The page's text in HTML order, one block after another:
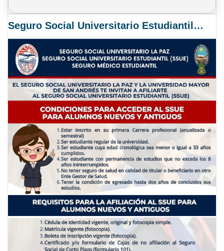
Seguro Social Universitario Estudiantil SSUE